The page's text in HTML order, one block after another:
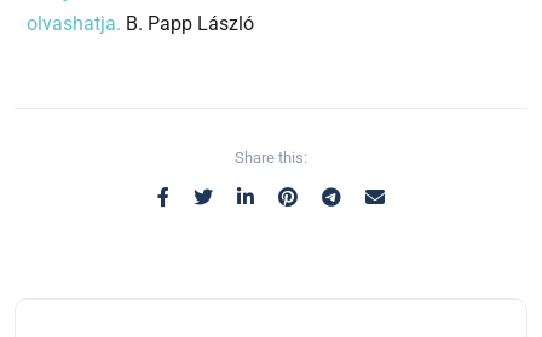
olvashatja. B. Papp László
Share this: